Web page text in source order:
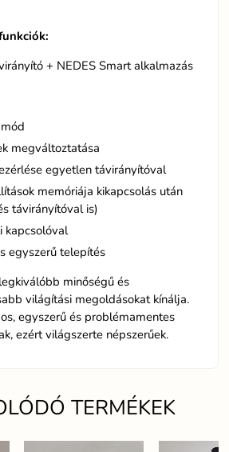
+ NEDES Smart alkalmazás
megváltoztatása
egyetlen távirányítóval
memóriája kikapcsolás után
távirányítóval is)
kapcsolóval
egyszerű telepítés
minőségű és
világítási megoldásokat kínálja.
egyszerű és problémamentes
ezért világszerte népszerűek.
TERMÉKEK